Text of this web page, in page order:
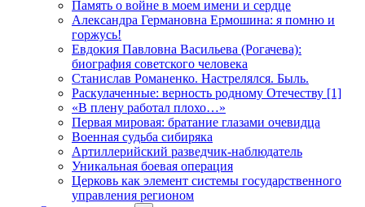
Память о войне в моем имени и сердце
Александра Германовна Ермошина: я помню и
горжусь!
Евдокия Павловна Васильева (Рогачева):
биография советского человека
Станислав Романенко. Настрелялся. Быль.
Раскулаченные: верность родному Отечеству [1]
«В плену работал плохо…»
Первая мировая: братание глазами очевидца
Военная судьба сибиряка
Артиллерийский разведчик-наблюдатель
Уникальная боевая операция
Церковь как элемент системы государственного
управления регионом